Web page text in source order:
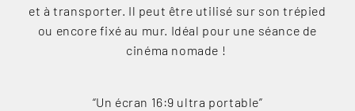
et à transporter. Il peut être utilisé sur son trépied
ou encore fixé au mur. Idéal pour une séance de
cinéma nomade !
“Un écran 16:9 ultra portable”